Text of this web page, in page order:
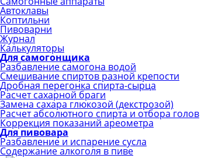
Автоклавы
Коптильни
Пивоварни
Журнал
Калькуляторы
Для самогонщика
Разбавление самогона водой
Смешивание спиртов разной крепости
Дробная перегонка спирта-сырца
Расчет сахарной браги
Замена сахара глюкозой (декстрозой)
Расчет абсолютного спирта и отбора голов
Коррекция показаний ареометра
Для пивовара
Разбавление и испарение сусла
Содержание алкоголя в пиве